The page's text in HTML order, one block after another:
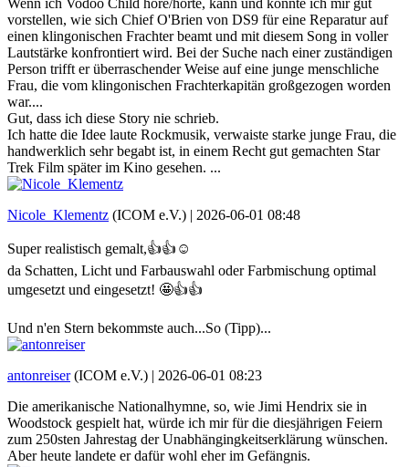
vorstellen, wie sich Chief O'Brien von DS9 für eine Reparatur auf
einen klingonischen Frachter beamt und mit diesem Song in voller
Lautstärke konfrontiert wird. Bei der Suche nach einer zuständigen
Person trifft er überraschender Weise auf eine junge menschliche
Frau, die vom klingonischen Frachterkapitän großgezogen worden
war....
Gut, dass ich diese Story nie schrieb.
Ich hatte die Idee laute Rockmusik, verwaiste starke junge Frau, die
handwerklich sehr begabt ist, in einem Recht gut gemachten Star
Trek Film später im Kino gesehen. ...
Nicole_Klementz (ICOM e.V.) | 2026-06-01 08:48
Super realistisch gemalt,👍👍☺️
da Schatten, Licht und Farbauswahl oder Farbmischung optimal
umgesetzt und eingesetzt! 🤩👍👍
Und n'en Stern bekommste auch...So (Tipp)...
antonreiser(ICOM e.V.) | 2026-06-01 08:23
Die amerikanische Nationalhymne, so, wie Jimi Hendrix sie in
Woodstock gespielt hat, würde ich mir für die diesjährigen Feiern
zum 250sten Jahrestag der Unabhängingkeitserklärung wünschen.
Aber heute landete er dafür wohl eher im Gefängnis.